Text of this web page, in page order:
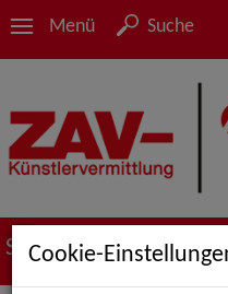
Menü Suche
Suche nach
Cookie-